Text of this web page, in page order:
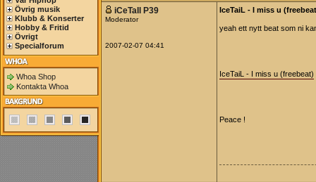
Övrig musik
Klubb & Konserter
Hobby & Fritid
Övrigt
Specialforum
Whoa Shop
Kontakta Whoa
iCeTaIl P39
Moderator
2007-02-07 04:41
IceTaiL - I miss u
yeah ett nytt beat som ni
IceTaiL - I miss u (freebeat)
Peace !